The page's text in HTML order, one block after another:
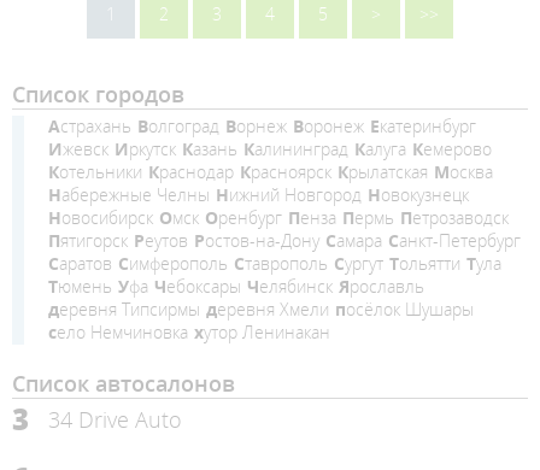
2 3 4 5 > >>
Список городов
Астрахань Волгоград Ворнеж Воронеж
Екатеринбург
Ижевск
Иркутск Казань Калининград Калуга
Кемерово
Котельники
Краснодар Красноярск Крылатская
Москва
Набережные Челны
Нижний Новгород
Новокузнецк
Новосибирск
Омск Оренбург Пенза Пермь
Петрозаводск
Пятигорск
Реутов Ростов-на-Дону Самара
Санкт-Петербург
Саратов
Симферополь Ставрополь Сургут Тольятти
Тула
Тюмень
Уфа Чебоксары Челябинск
Ярославль
деревня Типсирмы
деревня Хмели
посёлок Шушары
село Немчиновка
хутор Ленинакан
Список автосалонов
3 34 Drive Auto